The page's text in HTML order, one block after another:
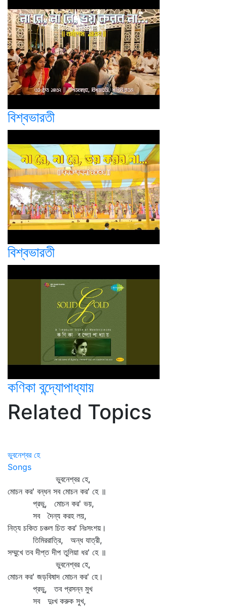
বিশ্বভারতী
বিশ্বভারতী
কণিকা বন্দ্যোপাধ্যায়
Related Topics
ভুবনেশ্বর হে
Songs
ভুবনেশ্বর হে,
মোচন কর' বন্ধন সব মোচন কর' হে ॥
প্রভু, মোচন কর' ভয়,
সব দৈন্য করহ লয়,
নিত্য চকিত চঞ্চল চিত কর' নিঃসংশয়।
তিমিররাত্রি, অন্ধ যাত্রী,
সম্মুখে তব দীপ্ত দীপ তুলিয়া ধর' হে ॥
ভুবনেশ্বর হে,
মোচন কর' জড়বিষাদ মোচন কর' হে।
প্রভু, তব প্রসন্ন মুখ
সব দুঃখ করুক সুখ,